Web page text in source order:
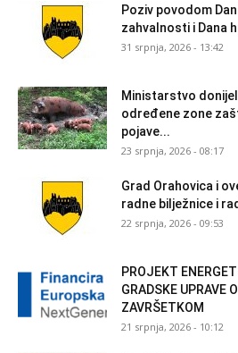
Poziv povodom
zahvalnosti i Dana
31 srpnja, 2026 - 13:42
Ministarstvo
određene zone
pojave...
23 srpnja, 2026 - 08:17
Grad Orahovica i
radne bilježnice i
22 srpnja, 2026 - 09:53
PROJEKT
GRADSKE UPRAVE
ZAVRŠETKOM
21 srpnja, 2026 - 10:12